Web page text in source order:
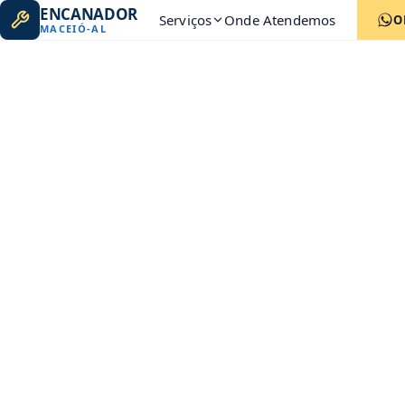
ENCANADOR
MACEIÓ-AL Serviços Onde Atendemos